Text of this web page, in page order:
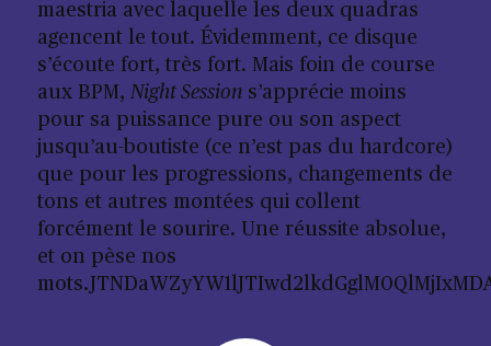
maestria avec laquelle les deux quadras
agencent le tout. Évidemment, ce disque
s’écoute fort, très fort. Mais foin de course
aux BPM, Night Sessions’apprécie moins
pour sa puissance pure ou son aspect
jusqu’au-boutiste (ce n’est pas du hardcore)
que pour les progressions, changements de
tons et autres montées qui collent
forcément le sourire. Une réussite absolue,
et on pèse nos